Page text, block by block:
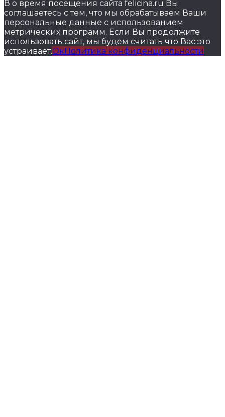
В о время посещения сайта felicina.ru Вы
соглашаетесь с тем, что мы обрабатываем Ваши
персональные данные с использованием
метрических программ. Если Вы продолжите
использовать сайт, мы будем считать что Вас это
устраивает.ОкПолитика конфиденциальности